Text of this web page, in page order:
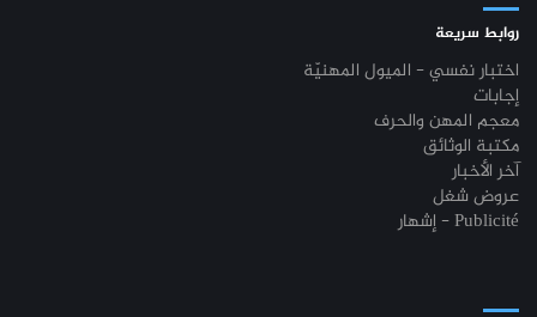
روابط سريعة
اختبار نفسي - الميول المهنيّة
إجابات
معجم المهن والحرف
مكتبة الوثائق
آخر الأخبار
عروض شغل
إشهار - Publicité